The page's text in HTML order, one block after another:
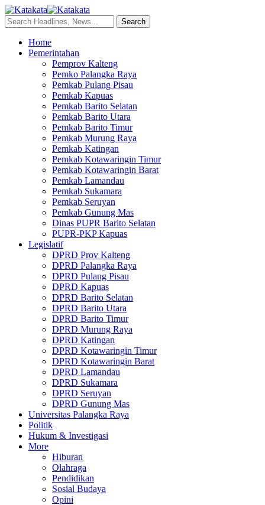
Home
Pemerintahan
Pemprov Kalteng
Pemko Palangka Raya
Pemkab Pulang Pisau
Pemkab Kapuas
Pemkab Barito Selatan
Pemkab Barito Utara
Pemkab Barito Timur
Pemkab Murung Raya
Pemkab Katingan
Pemkab Kotawaringin Timur
Pemkab Kotawaringin Barat
Pemkab Lamandau
Pemkab Sukamara
Pemkab Seruyan
Pemkab Gunung Mas
Dinas PUPR Barito Selatan
PUPR-PKP Kapuas
Legislatif
DPRD Prov Kalteng
DPRD Palangka Raya
DPRD Pulang Pisau
DPRD Kapuas
DPRD Barito Selatan
DPRD Barito Utara
DPRD Barito Timur
DPRD Murung Raya
DPRD Katingan
DPRD Kotawaringin Timur
DPRD Kotawaringin Barat
DPRD Lamandau
DPRD Sukamara
DPRD Seruyan
DPRD Gunung Mas
Universitas Palangka Raya
Politik
Hukum & Investigasi
More
Hiburan
Olahraga
Pendidikan
Sosial Budaya
Opini